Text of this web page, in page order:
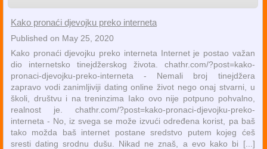
Kako pronaći djevojku preko interneta
Published on May 25, 2020
Kako pronaći djevojku preko interneta Internet je postao važan
dio internetsko tinejdžerskog života. chathr.com/?post=kako-
pronaci-djevojku-preko-interneta - Nemali broj tinejdžera
zapravo vodi zanimljiviji dating online život nego onaj stvarni, u
školi, društvu i na treninzima Iako ovo nije potpuno pohvalno,
realnost je. chathr.com/?post=kako-pronaci-djevojku-preko-
interneta - No, iz svega se može izvući određena korist, pa baš
tako možda baš internet postane sredstvo putem kojeg ćeš
sresti dating srodnu dušu. Nikad ne znaš, a evo kako bi [...]